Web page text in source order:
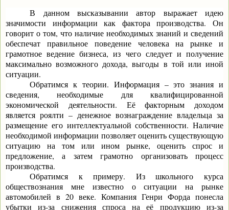
В данном высказывании автор выражает идею
значимости информации как фактора производства. Он
говорит о том, что наличие необходимых знаний и сведений
обеспечат правильное поведение человека на рынке и
грамотное ведение бизнеса, из чего следует и получение
максимально возможного дохода, выгоды в той или иной
ситуации.
Обратимся к теории. Информация – это знания и
сведения, необходимые для квалифицированной
экономической деятельности. Её факторным доходом
является роялти – денежное вознаграждение владельца за
размещение его интеллектуальной собственности. Наличие
необходимой информации позволяет оценить существующую
ситуацию на том или ином рынке, оценить спрос и
предложение, а затем грамотно организовать процесс
производства.
Обратимся к примеру. Из школьного курса
обществознания мне известно о ситуации на рынке
автомобилей в 20 веке. Компания Генри Форда понесла
убытки из-за снижения спроса на её продукцию из-за